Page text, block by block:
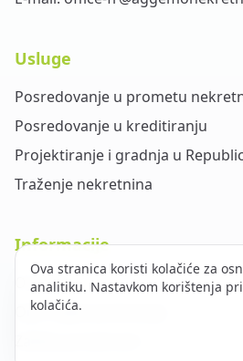
Usluge
Posredovanje u prometu
Posredovanje u kreditiranju
Projektiranje i gradnja u
Traženje nekretnina
Informacije
O nama
Opći uvjeti poslovanja
Ova stranica koristi kolačiće za
analitiku. Nastavkom korištenja
kolačića.